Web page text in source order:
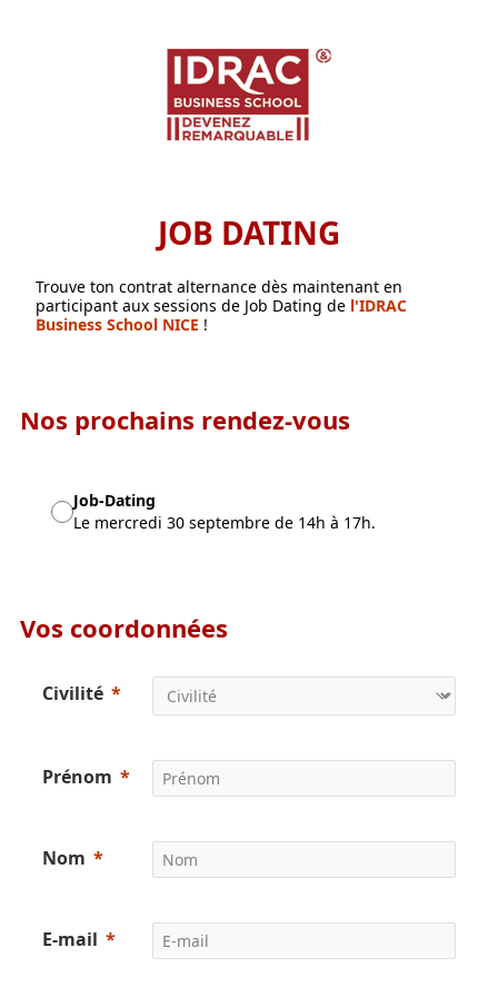
JOB DATING
Trouve ton contrat alternance dès maintenant en
participant aux sessions de Job Dating de l'IDRAC
Business School NICE !
Nos prochains rendez-vous
Job-Dating
Le mercredi 30 septembre de 14h à 17h.
Vos coordonnées
Civilité
Prénom
Nom
E-mail